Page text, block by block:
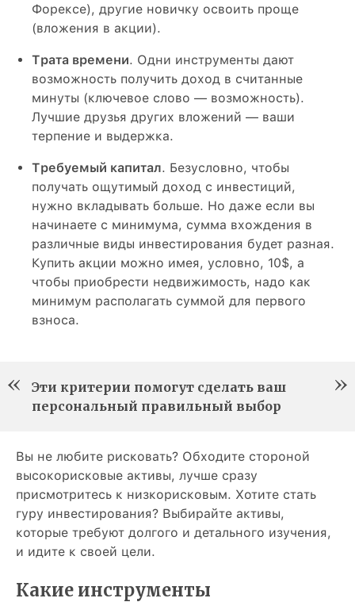
Форексе), другие новичку освоить проще
(вложения в акции).
Трата времени. Одни инструменты дают
возможность получить доход в считанные
минуты (ключевое слово — возможность).
Лучшие друзья других вложений — ваши
терпение и выдержка.
Требуемый капитал. Безусловно, чтобы
получать ощутимый доход с инвестиций,
нужно вкладывать больше. Но даже если вы
начинаете с минимума, сумма вхождения в
различные виды инвестирования будет разная.
Купить акции можно имея, условно, 10$, а
чтобы приобрести недвижимость, надо как
минимум располагать суммой для первого
взноса.
Эти критерии помогут сделать ваш
персональный правильный выбор
Вы не любите рисковать? Обходите стороной
высокорисковые активы, лучше сразу
присмотритесь к низкорисковым. Хотите стать
гуру инвестирования? Выбирайте активы,
которые требуют долгого и детального изучения,
и идите к своей цели.
Какие инструменты